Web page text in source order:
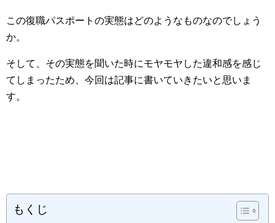
この復職パスポートの実態はどのようなものなのでしょう
か。
そして、その実態を聞いた時にモヤモヤした違和感を感じ
てしまったため、今回は記事に書いていきたいと思いま
す。
もくじ